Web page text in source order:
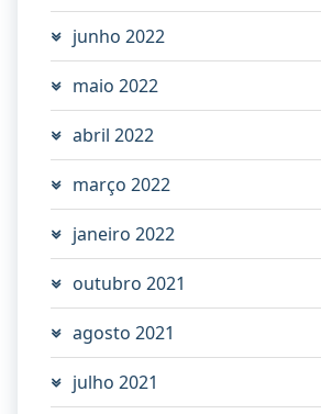
junho 2022
maio 2022
abril 2022
março 2022
janeiro 2022
outubro 2021
agosto 2021
julho 2021